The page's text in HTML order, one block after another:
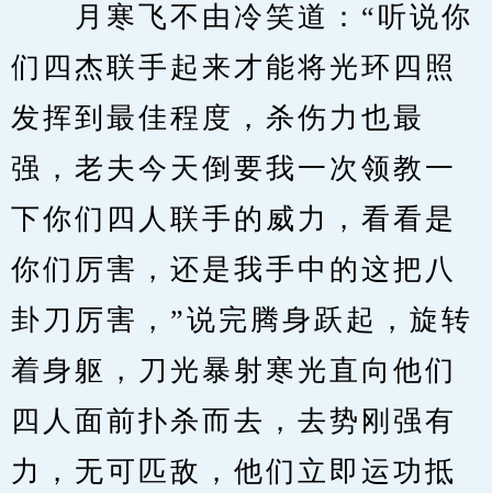
月寒飞不由冷笑道：“听说你
们四杰联手起来才能将光环四照
发挥到最佳程度，杀伤力也最
强，老夫今天倒要我一次领教一
下你们四人联手的威力，看看是
你们厉害，还是我手中的这把八
卦刀厉害，”说完腾身跃起，旋转
着身躯，刀光暴射寒光直向他们
四人面前扑杀而去，去势刚强有
力，无可匹敌，他们立即运功抵